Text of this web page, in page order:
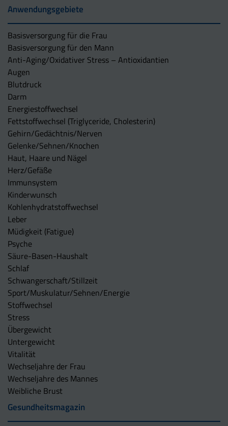
Anwendungsgebiete
Basisversorgung für die Frau
Basisversorgung für den Mann
Anti-Aging/Oxidativer Stress – Antioxidantien
Augen
Blutdruck
Darm
Energiestoffwechsel
Fettstoffwechsel (Triglyceride, Cholesterin)
Gehirn/Gedächtnis/Nerven
Gelenke/Sehnen/Knochen
Haut, Haare und Nägel
Herz/Gefäße
Immunsystem
Kinderwunsch
Kohlenhydratstoffwechsel
Leber
Müdigkeit (Fatigue)
Psyche
Säure-Basen-Haushalt
Schlaf
Schwangerschaft/Stillzeit
Sport/Muskulatur/Sehnen/Energie
Stoffwechsel
Stress
Übergewicht
Untergewicht
Vitalität
Wechseljahre der Frau
Wechseljahre des Mannes
Weibliche Brust
Gesundheitsmagazin